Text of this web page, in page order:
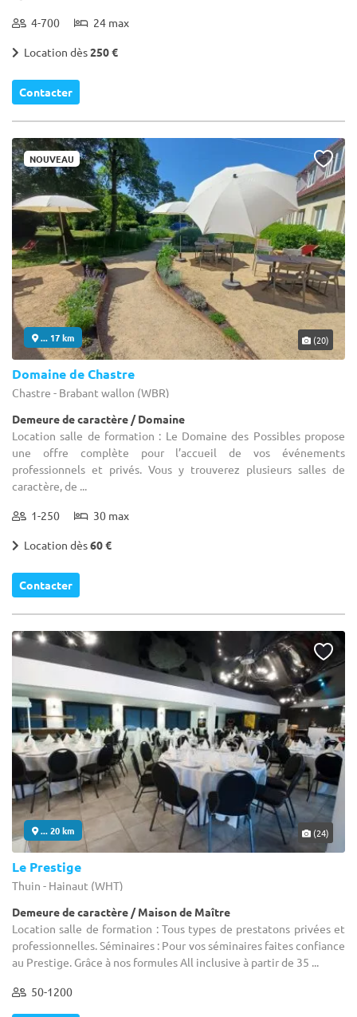
4-700 24 max
Location dès250 €
Contacter
NOUVEAU
... 17 km (20)
Domaine de Chastre
Chastre - Brabant wallon (WBR)
Demeure de caractère / Domaine
Location salle de formation : Le Domaine des Possibles propose
une offre complète pour l’accueil de vos événements
professionnels et privés. Vous y trouverez plusieurs salles de
caractère, de ...
1-250 30 max
Location dès60 €
Contacter
... 20 km (24)
Le Prestige
Thuin - Hainaut (WHT)
Demeure de caractère / Maison de Maître
Location salle de formation : Tous types de prestatons privées et
professionnelles. Séminaires : Pour vos séminaires faites confiance
au Prestige. Grâce à nos formules All inclusive à partir de 35 ...
50-1200